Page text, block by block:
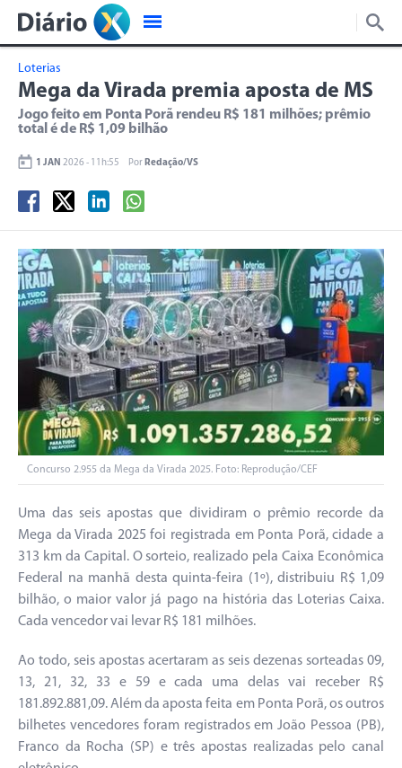
Loterias
Mega da Virada premia aposta de MS
Jogo feito em Ponta Porã rendeu R$ 181 milhões; prêmio
total é de R$ 1,09 bilhão
1 JAN 2026 - 11h:55 Por Redação/VS
Concurso 2.955 da Mega da Virada 2025. Foto: Reprodução/CEF
Uma das seis apostas que dividiram o prêmio recorde da
Mega da Virada 2025 foi registrada em Ponta Porã, cidade a
313 km da Capital. O sorteio, realizado pela Caixa Econômica
Federal na manhã desta quinta-feira (1º), distribuiu R$ 1,09
bilhão, o maior valor já pago na história das Loterias Caixa.
Cada vencedor vai levar R$ 181 milhões.
Ao todo, seis apostas acertaram as seis dezenas sorteadas 09,
13, 21, 32, 33 e 59 e cada uma delas vai receber R$
181.892.881,09. Além da aposta feita em Ponta Porã, os outros
bilhetes vencedores foram registrados em João Pessoa (PB),
Franco da Rocha (SP) e três apostas realizadas pelo canal